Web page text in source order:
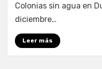
Colonias sin agua en
diciembre…
Leer más